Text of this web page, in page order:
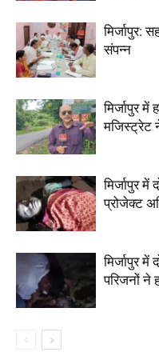
मिर्जापुर:
संपन्न
मिर्जापुर में
मजिस्ट्रेट
मिर्जापुर
प्रोजेक्ट
मिर्जापुर
परिजनों ने